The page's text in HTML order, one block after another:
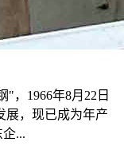
，1966年8月22日
展，现已成为年产
...